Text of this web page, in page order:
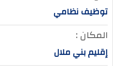
توظيف نظامي
المكان :
إقليم بني ملال